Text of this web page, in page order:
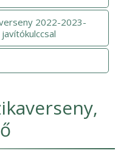
2022-2023-